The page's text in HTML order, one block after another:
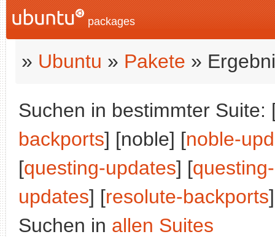
packages
» Ubuntu » Pakete »
Suchen in bestimmter Suite:
backports] [noble] [noble-
[questing-updates] [
updates] [resolute-backports
Suchen in allen Suites